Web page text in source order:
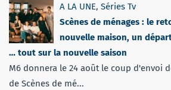
A LA UNE, Séries Tv
Scènes de ménages : le
nouvelle maison, un
… tout sur la nouvelle saison
M6 donnera le 24 août le coup d'envoi
de Scènes de mé...